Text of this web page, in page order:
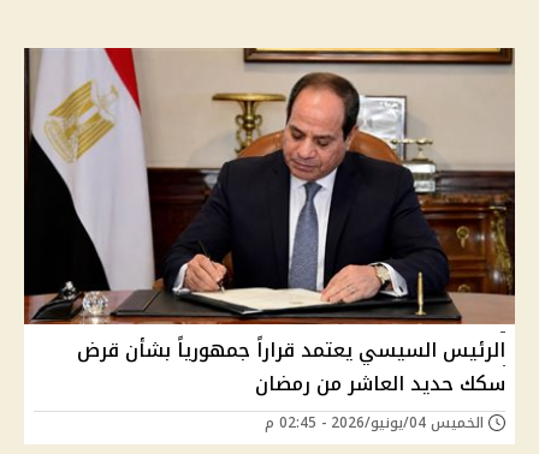
الرئيس السيسي يعتمد قراراً جمهورياً بشأن قرض
سكك حديد العاشر من رمضان
الخميس 04/يونيو/2026 - 02:45 م